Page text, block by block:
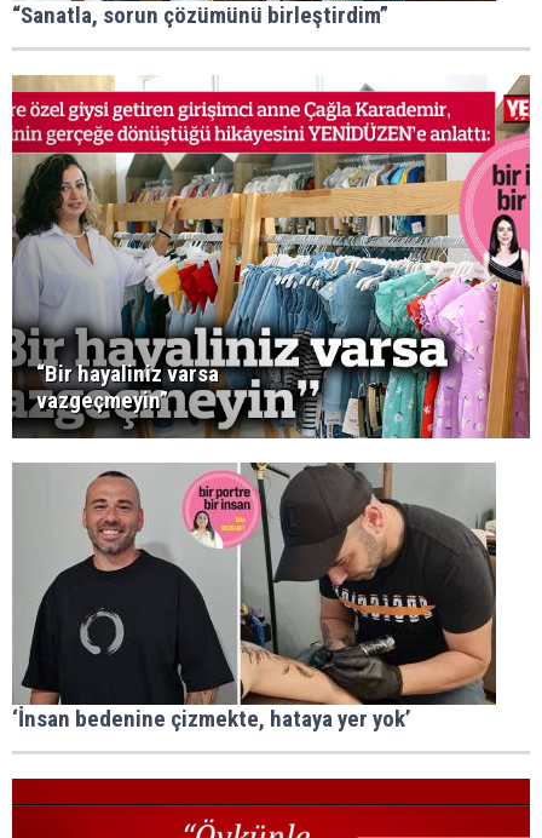
“Sanatla, sorun çözümünü birleştirdim”
“Bir hayaliniz varsa
vazgeçmeyin”
‘İnsan bedenine çizmekte, hataya yer yok’